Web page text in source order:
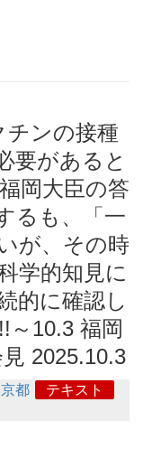
チンの接種
要があると
岡大臣の答
るも、「一
が、その時
学的知見に
的に確認し
10.3 福岡
2025.10.3
都
テキスト